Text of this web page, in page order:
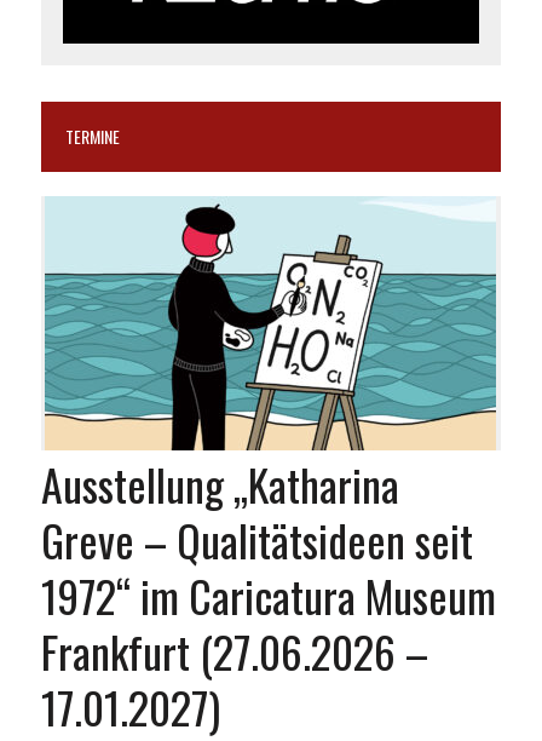
TERMINE
Ausstellung „Katharina
Greve – Qualitätsideen seit
1972“ im Caricatura Museum
Frankfurt (27.06.2026 –
17.01.2027)